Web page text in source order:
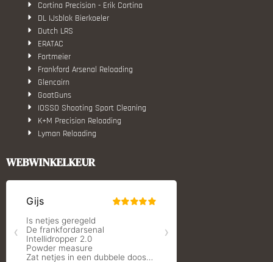
Cortina Precision - Erik Cortina
DL IJsblok Bierkoeler
Dutch LRS
ERATAC
Fortmeier
Frankford Arsenal Reloading
Glencairn
GoatGuns
IOSSO Shooting Sport Cleaning
K+M Precision Reloading
Lyman Reloading
Monstrum Tactical
S.T. Dupont
Shooters Global
Shooting Technology - Reloading
SleipnerX Bipods
WEBWINKELKEUR